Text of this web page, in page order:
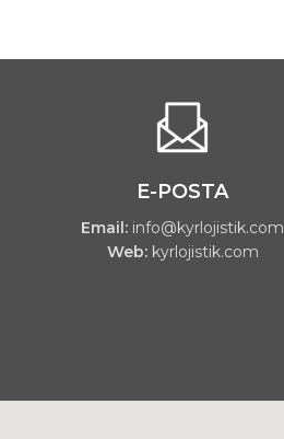
E-POSTA
Email: info@kyrlojistik.com
Web:kyrlojistik.com